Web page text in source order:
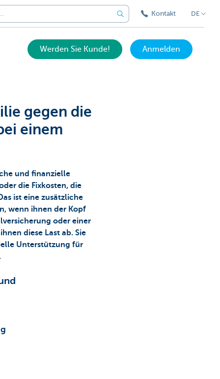
Kontakt DE
Werden Sie Kunde! Anmelden
gegen die
einem
und finanzielle
die Fixkosten, die
ist eine zusätzliche
wenn ihnen der Kopf
oder einer
diese Last ab. Sie
Unterstützung für